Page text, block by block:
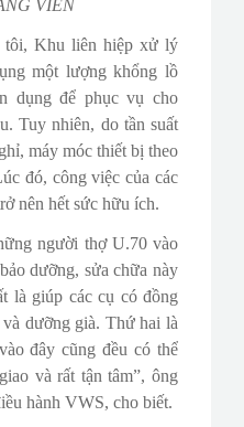
VIÊN
tôi, Khu liên hiệp xử lý
một lượng khổng lồ
dụng để phục vụ cho
Tuy nhiên, do tần suất
máy móc thiết bị theo
đó, công việc của các
nên hết sức hữu ích.
người thợ U.70 vào
dưỡng, sửa chữa này
là giúp các cụ có đồng
dưỡng già. Thứ hai là
đây cũng đều có thể
và rất tận tâm”, ông
hành VWS, cho biết.